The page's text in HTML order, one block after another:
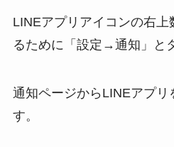
LINEアプリアイコンの右
るために「設定→通知」と
通知ページからLINEアプリ
す。